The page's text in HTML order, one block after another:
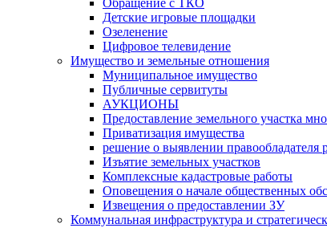
Детские игровые площадки
Озеленение
Цифровое телевидение
Имущество и земельные отношения
Муниципальное имущество
Публичные сервитуты
АУКЦИОНЫ
Предоставление земельного участка
Приватизация имущества
решение о выявлении правообладателя
Изъятие земельных участков
Комплексные кадастровые работы
Оповещения о начале общественных
Извещения о предоставлении ЗУ
Коммунальная инфраструктура и